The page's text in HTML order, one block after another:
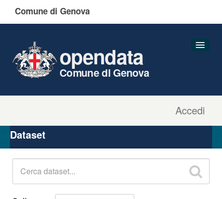
Comune di Genova
Accedi
opendata
Comune di Genova
Organizzazioni
Gruppi
Dataset